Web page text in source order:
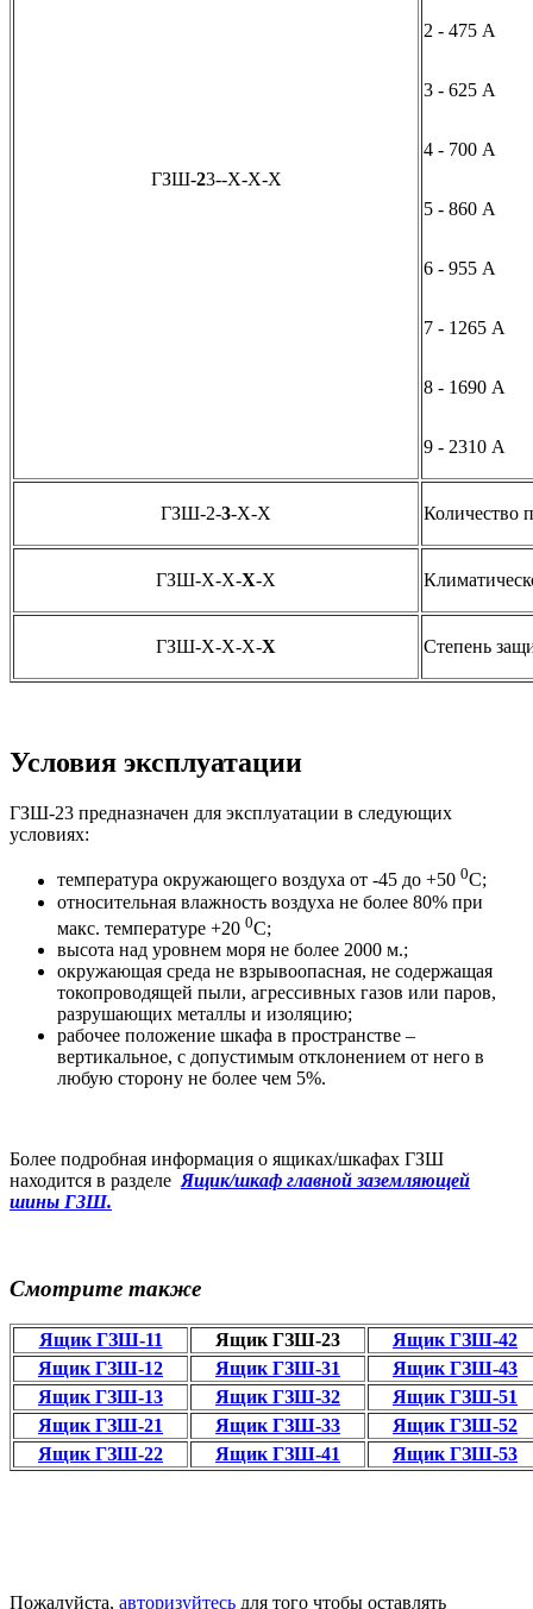
ГЗШ-23--X-X-Х
2 - 475 А
3 - 625 А
4 - 700 А
5 - 860 А
6 - 955 А
7 - 1265 А
8 - 1690 А
9 - 2310 А
ГЗШ-2-3-X-Х Количество
ГЗШ-X-X-X-Х
ГЗШ-X-X-X-Х Степень
Условия эксплуатации
ГЗШ-23 предназначен для эксплуатации в следующих
условиях:
температура окружающего воздуха от -45 до +50 0С;
относительная влажность воздуха не более 80% при
макс. температуре +20 0С;
высота над уровнем моря не более 2000 м.;
окружающая среда не взрывоопасная, не содержащая
токопроводящей пыли, агрессивных газов или паров,
разрушающих металлы и изоляцию;
рабочее положение шкафа в пространстве –
вертикальное, с допустимым отклонением от него в
любую сторону не более чем 5%.
Более подробная информация о ящиках/шкафах ГЗШ
находится в разделе Ящик/шкаф главной заземляющей
шины ГЗШ.
Смотрите также
Ящик ГЗШ-11 Ящик ГЗШ-23
Ящик ГЗШ-42
Ящик ГЗШ-12
Ящик ГЗШ-31
Ящик ГЗШ-43
Ящик ГЗШ-13
Ящик ГЗШ-32
Ящик ГЗШ-51
Ящик ГЗШ-21
Ящик ГЗШ-33
Ящик ГЗШ-52
Ящик ГЗШ-22
Ящик ГЗШ-41 Ящик ГЗШ-53
Пожалуйста, авторизуйтесь для того чтобы оставлять